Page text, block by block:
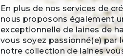
En plus de nos services de
nous proposons également
exceptionnelle de laines de
vous soyez passionné(e) par
notre collection de laines